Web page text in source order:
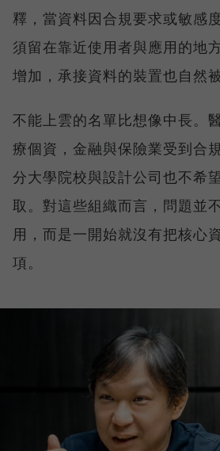
釋，當資料因合規要求或敏感
須留在靠近使用者與應用的地
增加，承接資料的裝置也自然
不能上雲的名單比想像中長。
療個資，金融與保險業受到合
分大學院校與設計公司也不希
取。對這些組織而言，問題並
用，而是一開始就沒有把核心
項。